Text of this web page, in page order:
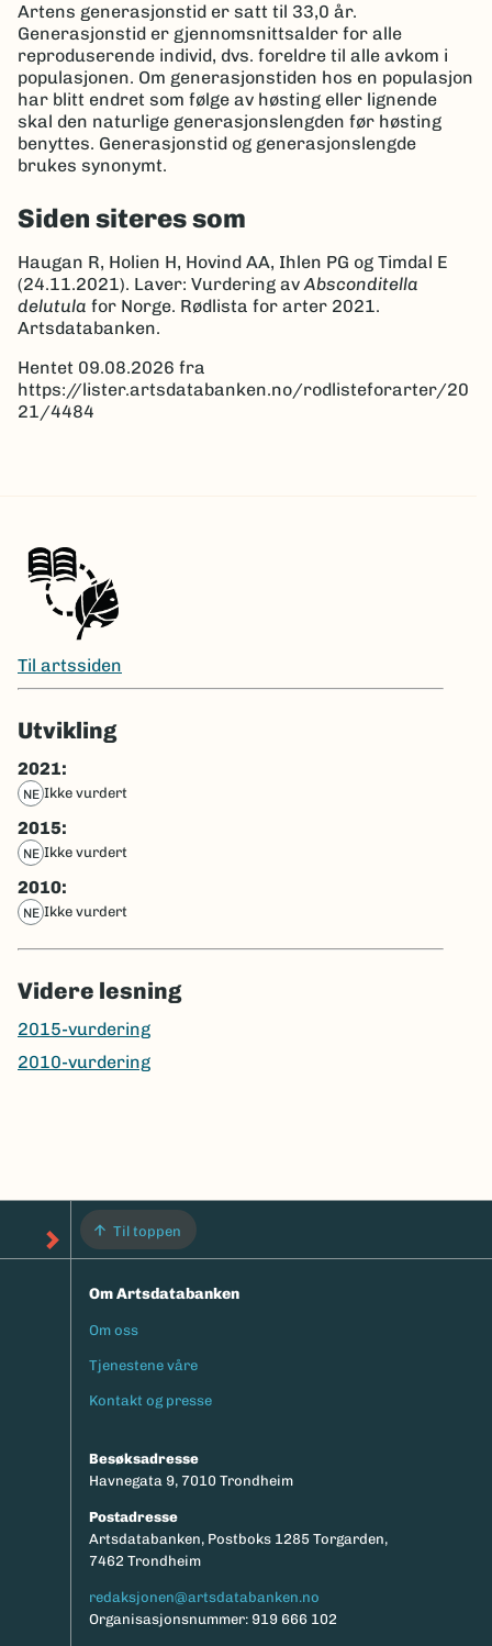
Artens generasjonstid er satt til 33,0 år.
Generasjonstid er gjennomsnittsalder for alle
reproduserende individ, dvs. foreldre til alle avkom i
populasjonen. Om generasjonstiden hos en populasjon
har blitt endret som følge av høsting eller lignende
skal den naturlige generasjonslengden før høsting
benyttes. Generasjonstid og generasjonslengde
brukes synonymt.
Siden siteres som
Haugan R, Holien H, Hovind AA, Ihlen PG og Timdal E
(24.11.2021). Laver: Vurdering avAbsconditella
delutula for Norge. Rødlista for arter 2021.
Artsdatabanken.
Hentet 09.08.2026 fra
https://lister.artsdatabanken.no/rodlisteforarter/20
21/4484
Til artssiden
Utvikling
2021:
NE ikke vurdert
2015:
NE ikke vurdert
2010:
NE ikke vurdert
Videre lesning
2015-vurdering
2010-vurdering
Til toppen
Om Artsdatabanken
Footermeny
Om oss
Tjenestene våre
Kontakt og presse
Besøksadresse
Havnegata 9, 7010 Trondheim
Postadresse
Artsdatabanken, Postboks 1285 Torgarden,
7462 Trondheim
redaksjonen@artsdatabanken.no
Organisasjonsnummer: 919 666 102